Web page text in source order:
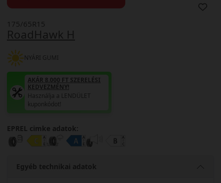
RoadHawk H
175/65R15
NYÁRI GUMI
AKÁR 8.000 FT SZERELÉSI
KEDVEZMÉNY!
Használja a LENDÜLET
kuponkódot!
EPREL cimke adatok:
Egyéb technikai adatok